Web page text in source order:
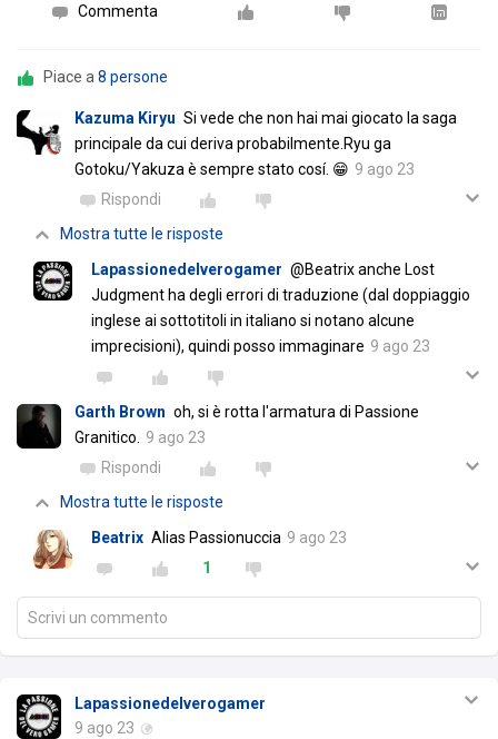
Commenta
Piace a8 persone
Kazuma Kiryu Si vede che non hai mai giocato la saga
principale da cui deriva probabilmente.Ryu ga
Gotoku/Yakuza è sempre stato cosí. 😁 9 ago 23
Rispondi
Mostra tutte le risposte
Lapassionedelverogamer @Beatrix anche Lost
Judgment ha degli errori di traduzione (dal doppiaggio
inglese ai sottotitoli in italiano si notano alcune
imprecisioni), quindi posso immaginare 9 ago 23
Garth Brown oh, si è rotta l'armatura di Passione
Granitico. 9 ago 23
Rispondi
Mostra tutte le risposte
Beatrix Alias Passionuccia 9 ago 23
1
Scrivi un commento
Lapassionedelverogamer
9 ago 23